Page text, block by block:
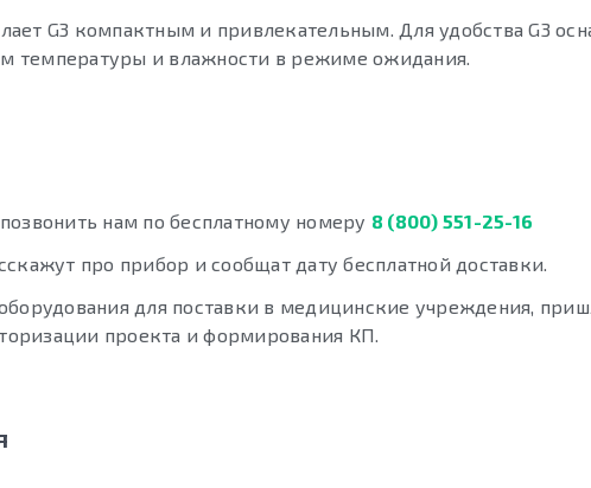
G3 компактным и привлекательным. Для удобства G3
температуры и влажности в режиме ожидания.
нам по бесплатному номеру 8 (800) 551-25-16
про прибор и сообщат дату бесплатной доставки.
для поставки в медицинские учреждения,
проекта и формирования КП.